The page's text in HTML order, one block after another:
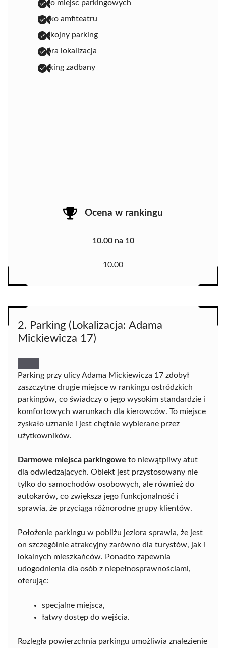
dużo miejsc parkingowych
blisko amfiteatru
spokojny parking
dobra lokalizacja
parking zadbany
Ocena w rankingu
10.00 na 10
10.00
2. Parking (Lokalizacja: Adama
Mickiewicza 17)
Parking przy ulicy Adama Mickiewicza 17 zdobył
zaszczytne drugie miejsce w rankingu ostródzkich
parkingów, co świadczy o jego wysokim standardzie i
komfortowych warunkach dla kierowców. To miejsce
zyskało uznanie i jest chętnie wybierane przez
użytkowników.
Darmowe miejsca parkingowe to niewątpliwy atut
dla odwiedzających. Obiekt jest przystosowany nie
tylko do samochodów osobowych, ale również do
autokarów, co zwiększa jego funkcjonalność i
sprawia, że przyciąga różnorodne grupy klientów.
Położenie parkingu w pobliżu jeziora sprawia, że jest
on szczególnie atrakcyjny zarówno dla turystów, jak i
lokalnych mieszkańców. Ponadto zapewnia
udogodnienia dla osób z niepełnosprawnościami,
oferując:
specjalne miejsca,
łatwy dostęp do wejścia.
Rozległa powierzchnia parkingu umożliwia znalezienie